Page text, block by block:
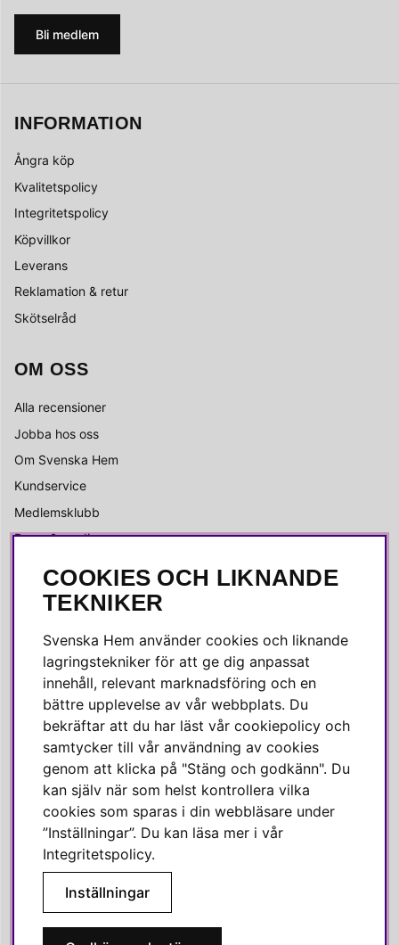
Bli medlem
INFORMATION
Ångra köp
Kvalitetspolicy
Integritetspolicy
Köpvillkor
Leverans
Reklamation & retur
Skötselråd
OM OSS
Alla recensioner
Jobba hos oss
Om Svenska Hem
Kundservice
Medlemsklubb
Press & media
SOCIALA MEDIER
Instagram
Linkedin
Pinterest
SVENSKA HEM
Varmt välkommen till Svenska Hem!
Vi värdesätter våra kunder högt och finns här för att hjälpa dig
om du har några frågor eller vill ha inspiration.
010-35 00 610
COOKIES OCH LIKNANDE
TEKNIKER
Svenska Hem använder cookies och liknande
lagringstekniker för att ge dig anpassat
innehåll, relevant marknadsföring och en
bättre upplevelse av vår webbplats. Du
bekräftar att du har läst vår cookiepolicy och
samtycker till vår användning av cookies
genom att klicka på "Stäng och godkänn". Du
kan själv när som helst kontrollera vilka
cookies som sparas i din webbläsare under
”Inställningar”. Du kan läsa mer i vår
Integritetspolicy.
Inställningar